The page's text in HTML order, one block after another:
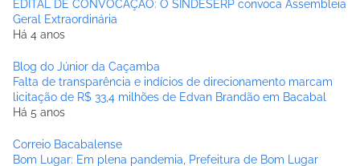
EDITAL DE CONVOCAÇÃO: O SINDESERP convoca Assembleia
Geral Extraordinária
Há 4 anos
Blog do Júnior da Caçamba
Falta de transparência e indícios de direcionamento marcam
licitação de R$ 33,4 milhões de Edvan Brandão em Bacabal
Há 5 anos
Correio Bacabalense
Bom Lugar: Em plena pandemia, Prefeitura de Bom Lugar